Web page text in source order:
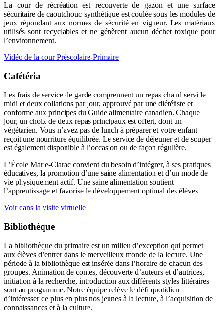
La cour de récréation est recouverte de gazon et une surface
sécuritaire de caoutchouc synthétique est coulée sous les modules de
jeux répondant aux normes de sécurité en vigueur. Les matériaux
utilisés sont recyclables et ne génèrent aucun déchet toxique pour
l’environnement.
Vidéo de la cour Préscolaire-Primaire
Cafétéria
Les frais de service de garde comprennent un repas chaud servi le
midi et deux collations par jour, approuvé par une diététiste et
conforme aux principes du Guide alimentaire canadien. Chaque
jour, un choix de deux repas principaux est offert, dont un
végétarien. Vous n’avez pas de lunch à préparer et votre enfant
reçoit une nourriture équilibrée. Le service de déjeuner et de souper
est également disponible à l’occasion ou de façon régulière.
L’École Marie-Clarac convient du besoin d’intégrer, à ses pratiques
éducatives, la promotion d’une saine alimentation et d’un mode de
vie physiquement actif. Une saine alimentation soutient
l’apprentissage et favorise le développement optimal des élèves.
Voir dans la visite virtuelle
Bibliothèque
La bibliothèque du primaire est un milieu d’exception qui permet
aux élèves d’entrer dans le merveilleux monde de la lecture. Une
période à la bibliothèque est insérée dans l’horaire de chacun des
groupes. Animation de contes, découverte d’auteurs et d’autrices,
initiation à la recherche, introduction aux différents styles littéraires
sont au programme. Notre équipe relève le défi quotidien
d’intéresser de plus en plus nos jeunes à la lecture, à l’acquisition de
connaissances et à la culture.